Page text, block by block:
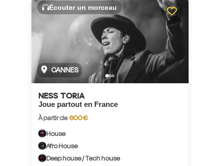
Écouter un morceau
CANNES
NESS TORIA
Joue partout en France
À partir de 600 €
House
Afro House
Deep house / Tech house